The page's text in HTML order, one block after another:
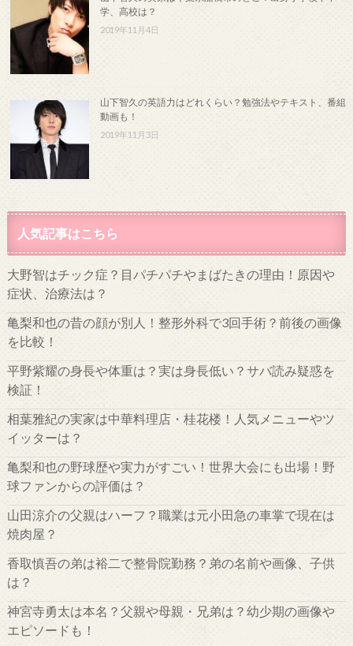
学、高校は？
2019年11月4日
山下智久の英語力はどれくらい？勉強法やテキスト、番組
動画も！
2019年11月3日
人気記事はこちら
大野智はチック症？目パチパチやまばたきの理由！原因や
症状、治療法は？
亀梨和也の昔の顔が別人！整形外科で3回手術？前後の画像
を比較！
平野紫耀の身長や体重は？実は身長低い？サバ読み疑惑を
検証！
相葉雅紀の実家は中華料理店・桂花楼！人気メニューやツ
イッターは？
亀梨和也の野球歴や実力がすごい！世界大会にも出場！野
球ファンからの評価は？
山田涼介の父親はハーフ？職業は元小田急の車掌で現在は
焼肉屋？
香取慎吾の弟は裕二で整骨院勤務？弟の名前や画像、子供
は？
神宮寺勇太は本名？父親や母親・兄弟は？幼少期の画像や
エピソードも！